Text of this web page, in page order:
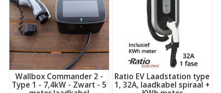
Waarom kiezen voor een vaste kabel Type 1?
Wallbox Commander 2 -
Type 1 - 7,4kW - Zwart - 5
Ratio EV Laadstation type
1, 32A, laadkabel spiraal +